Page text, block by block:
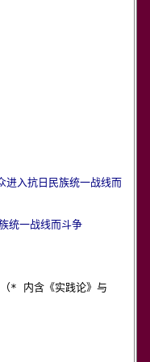
进入抗日民族统一战线而
统一战线而斗争
（* 内含《实践论》与